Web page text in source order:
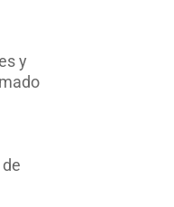
y